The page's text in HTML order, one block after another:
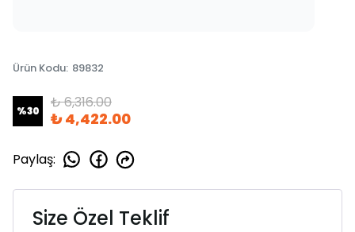
Ürün Kodu: 89832
%30 ₺ 6,316.00
₺ 4,422.00
Paylaş:
Size Özel Teklif